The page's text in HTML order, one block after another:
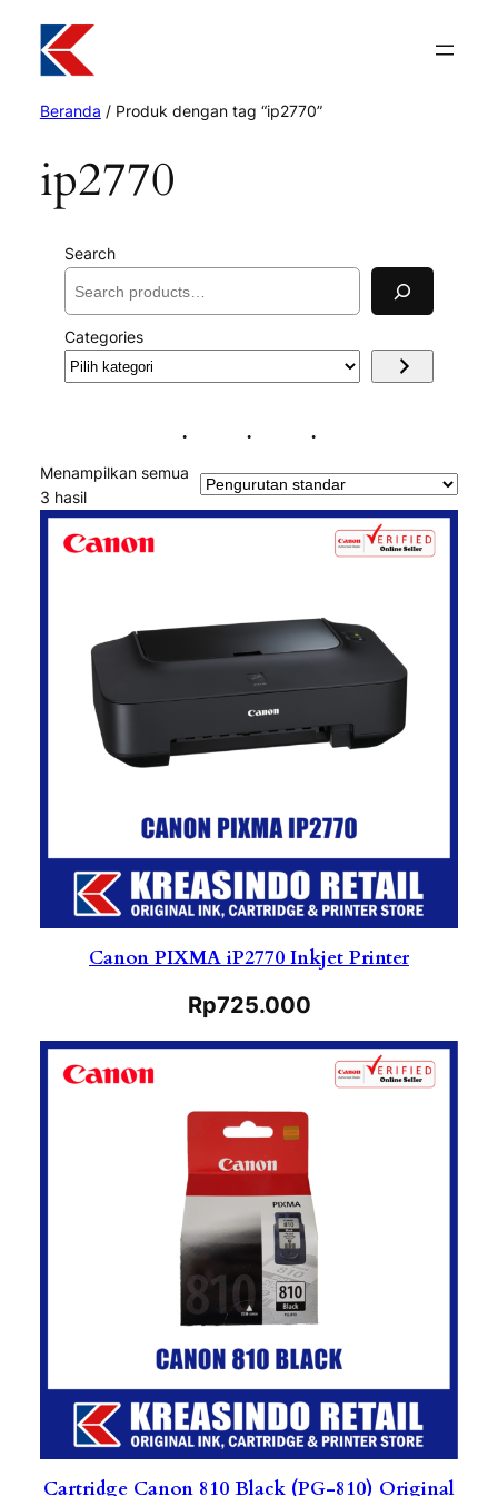
Beranda / Produk dengan tag “ip2770”
ip2770
Search
Categories
Pilih
Menampilkan semua
3 hasil
Canon PIXMA iP2770 Inkjet Printer
Rp725.000
Cartridge Canon 810 Black (PG-810) Original